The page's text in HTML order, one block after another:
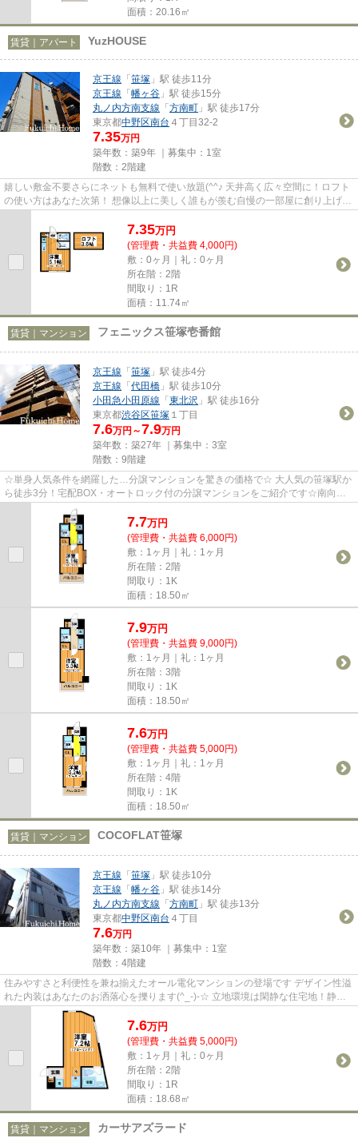
面積：20.16㎡
賃貸｜アパート YuzHOUSE
京王線 「笹塚 」駅 徒歩11分
京王線 「幡ヶ谷 」駅 徒歩15分
丸ノ内方南支線 「方南町 」駅 徒歩17分
東京都中野区南台 ４丁目32-2
7.35万円
築年数：築9年 ｜募集中： 1室
階数：2階建
嬉しい敷金不要さらにネットも無料で使い放題(^^♪ 天井高く広々空間に！ロフト
の使い方はあなた次第！ 想像以上に美しく誰もが羨む自慢の一部屋に創り上げま
した！ぜひご覧ください☆
7.35万円
(管理費・共益費 4,000円)
敷：0ヶ月｜礼：0ヶ月
所在階：2階
間取り：1R
面積：11.74㎡
賃貸｜マンション フェニックス笹塚壱番館
京王線 「笹塚 」駅 徒歩4分
京王線 「代田橋 」駅 徒歩10分
小田急小田原線 「東北沢 」駅 徒歩16分
東京都渋谷区笹塚 １丁目
7.6万円～7.9万円
築年数：築27年 ｜募集中： 3室
階数：9階建
☆単身人気条件を網羅した…分譲マンションを驚きの価格で☆ 大人気の笹塚駅か
ら徒歩3分！宅配BOX・オートロック付の分譲マンションをご紹介です☆南向
き、明るい室内、室内洗濯機置き場と...
7.7万円
(管理費・共益費 6,000円)
敷：1ヶ月｜礼：1ヶ月
所在階：2階
間取り：1K
面積：18.50㎡
7.9万円
(管理費・共益費 9,000円)
敷：1ヶ月｜礼：1ヶ月
所在階：3階
間取り：1K
面積：18.50㎡
7.6万円
(管理費・共益費 5,000円)
敷：1ヶ月｜礼：1ヶ月
所在階：4階
間取り：1K
面積：18.50㎡
賃貸｜マンション COCOFLAT笹塚
京王線 「笹塚 」駅 徒歩10分
京王線 「幡ヶ谷 」駅 徒歩14分
丸ノ内方南支線 「方南町 」駅 徒歩13分
東京都中野区南台 ４丁目
7.6万円
築年数：築10年 ｜募集中： 1室
階数：4階建
住みやすさと利便性を兼ね揃えたオール電化マンションの登場です デザイン性溢
れた内装はあなたのお洒落心を擽ります(^_-)-☆ 立地環境は閑静な住宅地！静か
な環境でお洒落マンションで...
7.6万円
(管理費・共益費 5,000円)
敷：1ヶ月｜礼：0ヶ月
所在階：2階
間取り：1R
面積：18.68㎡
賃貸｜マンション カーサアズラード